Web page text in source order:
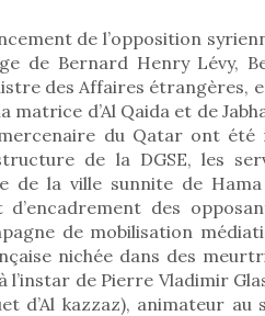
de l’opposition
de Bernard Henry Lévy,
des Affaires étrangères,
matrice d’Al Qaida et de
du Qatar ont été
de la DGSE, les
de la ville sunnite de
des
de mobilisation
nichée dans des
de Pierre Vladimir
d’Al kazzaz), animateur